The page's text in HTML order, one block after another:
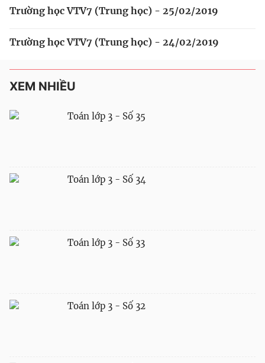
Trường học VTV7 (Trung học) - 25/02/2019
Trường học VTV7 (Trung học) - 24/02/2019
XEM NHIỀU
Toán lớp 3 - Số 35
Toán lớp 3 - Số 34
Toán lớp 3 - Số 33
Toán lớp 3 - Số 32